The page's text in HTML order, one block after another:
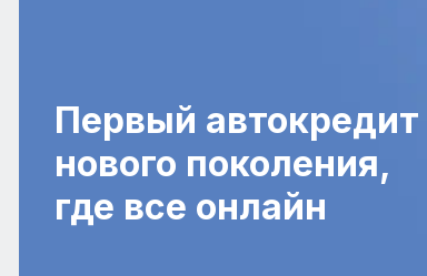
Первый автокредит
нового поколения,
где все онлайн